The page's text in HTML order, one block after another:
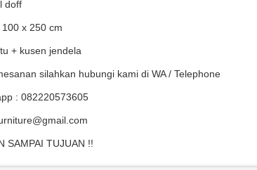
doff
x 250 cm
+ kusen jendela
silahkan hubungi kami di WA / Telephone
: 082220573605
SAMPAI TUJUAN !!